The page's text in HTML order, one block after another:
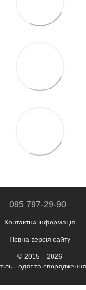
095 797-29-90
Контактна інформація
Повна версія сайту
© 2015—2026
- одяг та спорядження